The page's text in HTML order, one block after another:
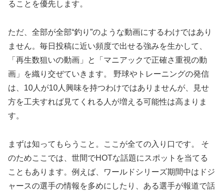
ることを優先します。
ただ、全部が全部“釣り”のような動画にするわけではあり
ません。毎日投稿に近い頻度で出せる強みを生かして、
「再生数狙いの動画」と「マニアックで正確さ重視の動
画」を織り交ぜていきます。 野球やトレーニングの発信
は、10人が10人興味を持つわけではありませんが、見せ
方を工夫すれば見てくれる人が増える可能性は高まりま
す。
まずは知ってもらうこと。ここが全ての入り口です。 そ
のためここでは、世間でHOTな話題にスポットを当てる
こともあります。例えば、ワールドシリーズ期間中はドジ
ャースの選手の情報を多めにしたり、ある選手が報道で話